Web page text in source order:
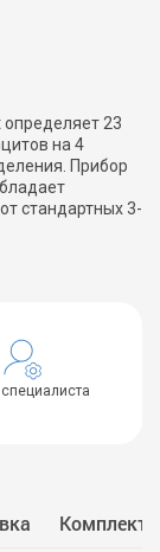
определяет 23
на 4
Прибор
стандартных 3-
Комплект